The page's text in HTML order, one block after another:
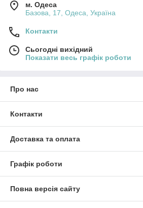
м. Одеса
Базова, 17, Одеса, Україна
Контакти
Сьогодні вихідний
Показати весь графік роботи
Про нас
Контакти
Доставка та оплата
Графік роботи
Повна версія сайту